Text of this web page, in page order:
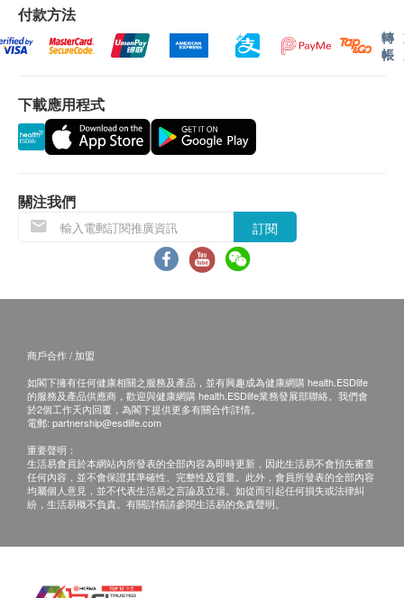
九)至2月24日(年初八)休息9天。直至2月25日(年初九)
則一切正常運作。
農曆新年送貨安排:
廿五)
新年期間，客人可照常下單購物，
定之訂單，將會於年假過後2月25日按下單時間先
不排除運送時間會因節日而有所影響。當八號烈風
訊號懸掛或黑色暴雨警告生效時，送貨服務時間將
受該訂單，並且會於送貨前透過電話或電郵通知顧
客再作安排。
退換條款：
當顧客收取已訂購之貨品時，有責任檢查貨品是否
有損毀情況，一經確認簽收，恕不接受退換。
退換產品必須包裝完整，如退換之產品有任何殘缺
如有其他損壞或遺漏查詢，顧客必須保留有效收據
付款方法
轉
帳
下載應用程式
關注我們
訂閱
商戶合作 / 加盟
如閣下擁有任何健康相關之服務及產品，並有興趣成為健康網購 health.ESDlife
的服務及產品供應商，歡迎與健康網購 health.ESDlife業務發展部聯絡。我們會
於2個工作天內回覆，為閣下提供更多有關合作詳情。
電郵: partnership@esdlife.com
重要聲明：
生活易會員於本網站內所發表的全部內容為即時更新，因此生活易不會預先審查
任何內容，並不會保證其準確性、完整性及質量。此外，會員所發表的全部內容
均屬個人意見，並不代表生活易之言論及立場。如從而引起任何損失或法律糾
紛，生活易概不負責。有關詳情請參閱生活易的免責聲明。